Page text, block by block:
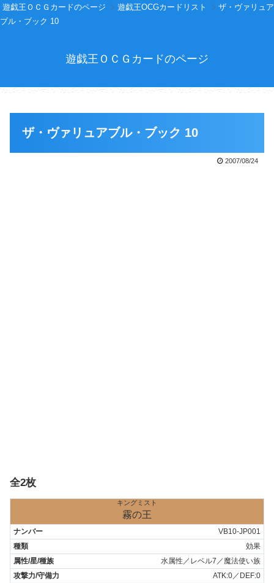
遊戯王ＯＣＧカードのページ 遊戯王OCGカードリスト
ザ・ヴァリュア
ブル・ブック 10
遊戯王ＯＣＧカードのページ
ザ・ヴァリュアブル・ブック 10
2007/08/24
全2枚
キングミスト
霧の王
VB10-JP001
効果
水属性／レベル7／魔法使い族
ATK:0／DEF:0